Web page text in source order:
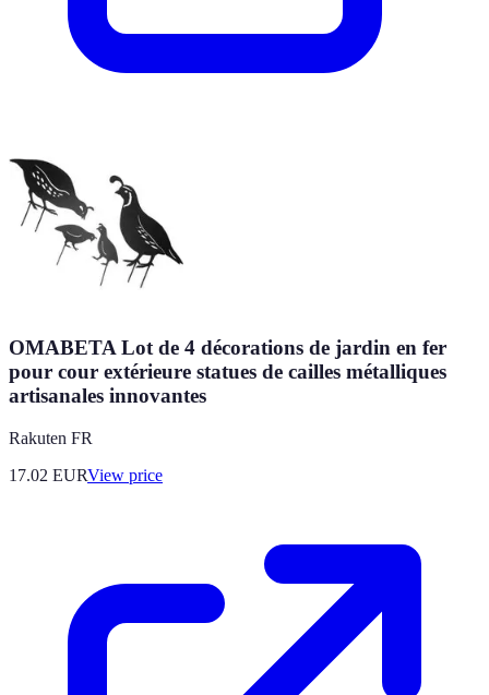
OMABETA Lot de 4 décorations de jardin en fer
pour cour extérieure statues de cailles métalliques
artisanales innovantes
Rakuten FR
17.02 EURView price